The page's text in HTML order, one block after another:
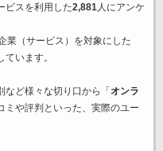
ビスを利用した2,881 人にアンケ
業（サービス）を対象にした
います。
など様々な切り口から「オンラ
ミや評判といった、実際のユー